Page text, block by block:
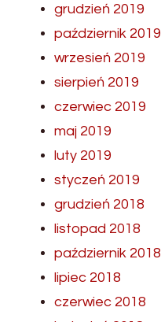
grudzień 2019
październik 2019
wrzesień 2019
sierpień 2019
czerwiec 2019
maj 2019
luty 2019
styczeń 2019
grudzień 2018
listopad 2018
październik 2018
lipiec 2018
czerwiec 2018